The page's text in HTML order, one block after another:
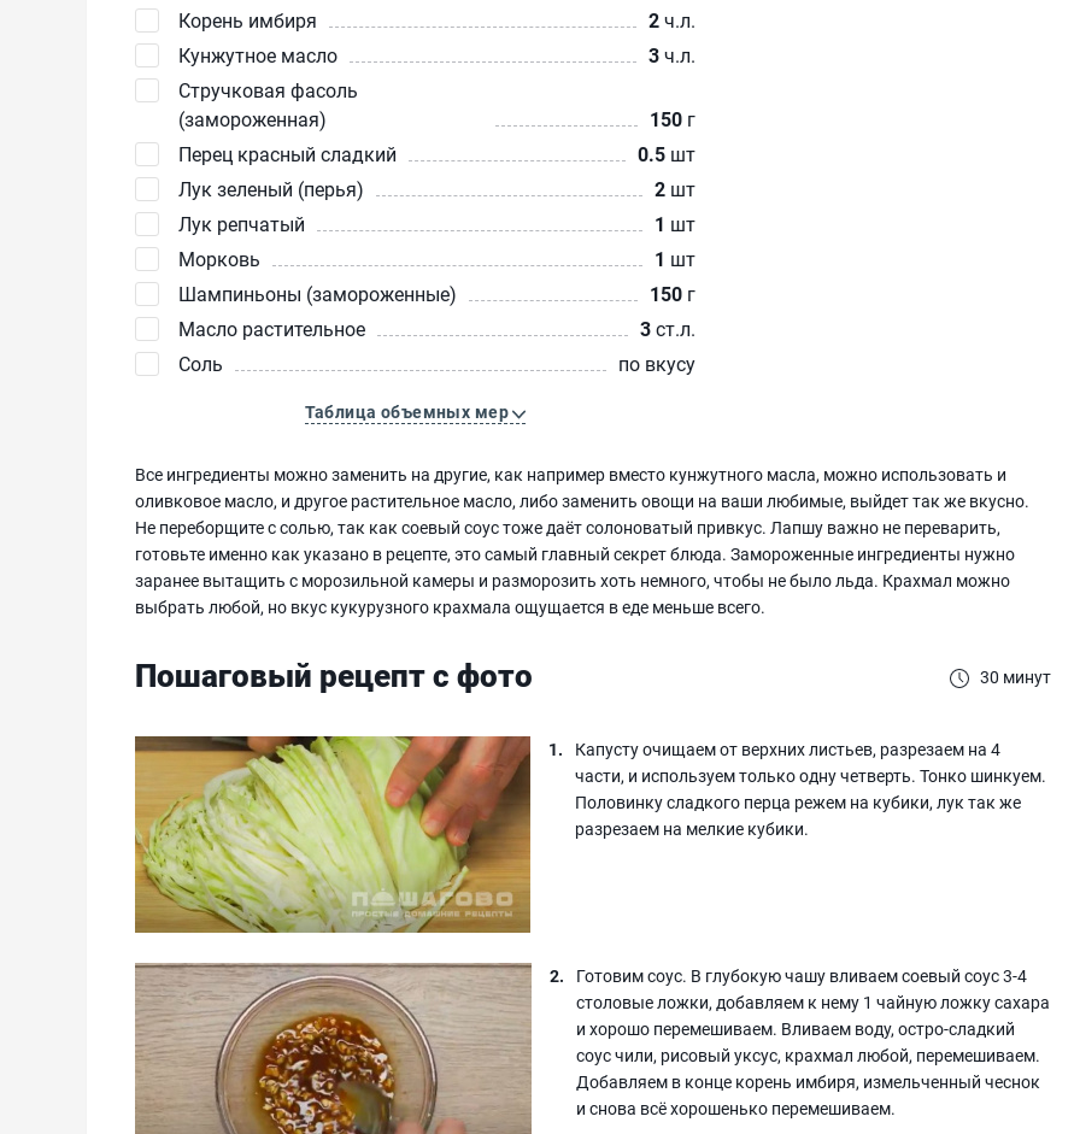
Корень имбиря
2ч.л.
Кунжутное масло
3ч.л.
Стручковая фасоль
(замороженная)
150 г
Перец красный сладкий
0.5 шт
Лук зеленый (перья)
2 шт
Лук репчатый
1 шт
Морковь
1 шт
Шампиньоны (замороженные)
150 г
Масло растительное
3ст.л.
Соль
по вкусу
Таблица объемных мер
Все ингредиенты можно заменить на другие, как например вместо кунжутного масла, можно использовать и
оливковое масло, и другое растительное масло, либо заменить овощи на ваши любимые, выйдет так же вкусно.
Не переборщите с солью, так как соевый соус тоже даёт солоноватый привкус. Лапшу важно не переварить,
готовьте именно как указано в рецепте, это самый главный секрет блюда. Замороженные ингредиенты нужно
заранее вытащить с морозильной камеры и разморозить хоть немного, чтобы не было льда. Крахмал можно
выбрать любой, но вкус кукурузного крахмала ощущается в еде меньше всего.
Пошаговый рецепт с фото 30 минут
Капусту очищаем от верхних листьев, разрезаем на 4
части, и используем только одну четверть. Тонко шинкуем.
Половинку сладкого перца режем на кубики, лук так же
разрезаем на мелкие кубики.
Готовим соус. В глубокую чашу вливаем соевый соус 3-4
столовые ложки, добавляем к нему 1 чайную ложку сахара
и хорошо перемешиваем. Вливаем воду, остро-сладкий
соус чили, рисовый уксус, крахмал любой, перемешиваем.
Добавляем в конце корень имбиря, измельченный чеснок
и снова всё хорошенько перемешиваем.